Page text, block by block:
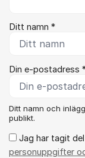
Ditt namn *
Din e-postadress
Ditt namn och
publikt.
Jag har tagit
personuppgifter